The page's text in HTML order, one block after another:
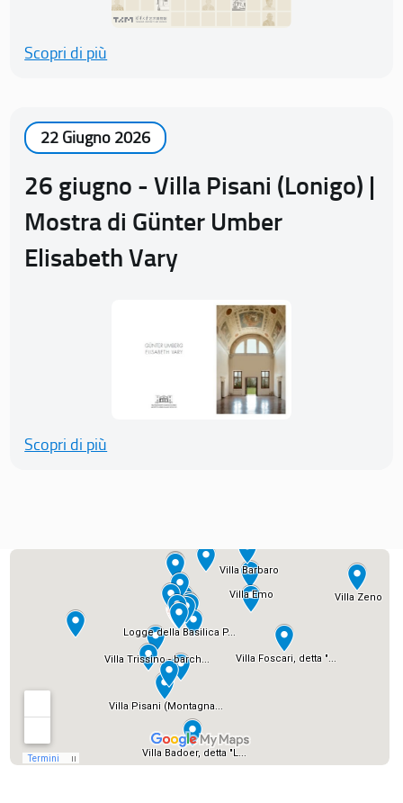
Scopri di più
22 Giugno 2026
26 giugno - Villa Pisani (Lonigo) |
Mostra di Günter Umber
Elisabeth Vary
Scopri di più